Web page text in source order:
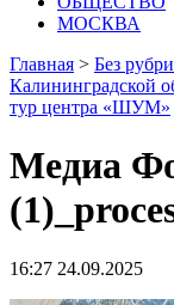
МОСКВА
Главная > Без
Калининградской
тур центра «ШУМ»
Медиа
16:27 24.09.2025